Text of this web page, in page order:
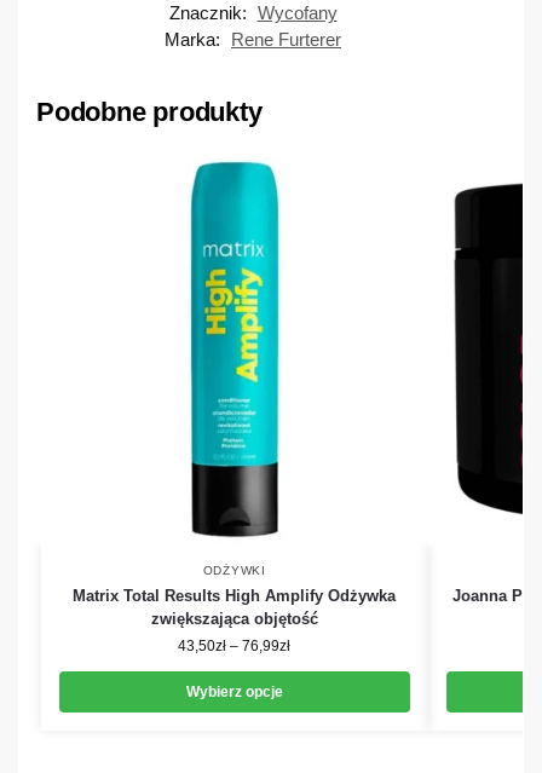
Znacznik: Wycofany
Marka:
Rene Furterer
Podobne produkty
ODŻYWKI
Matrix Total Results High Amplify Odżywka
zwiększająca objętość
43,50zł – 76,99zł
Wybierz opcje
Joanna